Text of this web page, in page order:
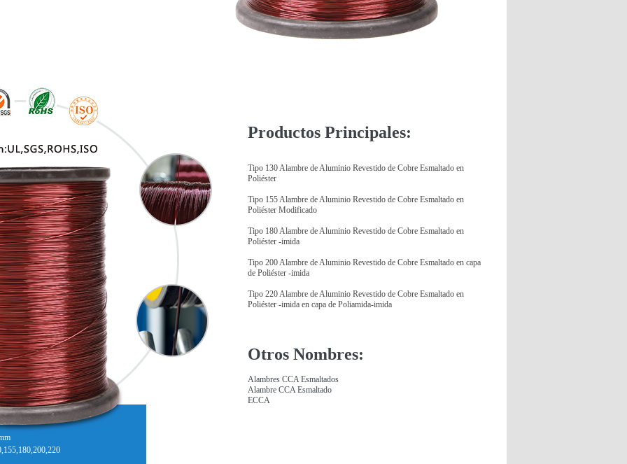
Productos Principales:
Tipo 130 Alambre de Aluminio Revestido de Cobre Esmaltado en
Poliéster
Tipo 155 Alambre de Aluminio Revestido de Cobre Esmaltado en
Poliéster Modificado
Tipo 180 Alambre de Aluminio Revestido de Cobre Esmaltado en
Poliéster -imida
Tipo 200 Alambre de Aluminio Revestido de Cobre Esmaltado en capa
de Poliéster -imida
Tipo 220 Alambre de Aluminio Revestido de Cobre Esmaltado en
Poliéster -imida en capa de Poliamida-imida
Otros Nombres:
Alambres CCA Esmaltados
Alambre CCA Esmaltado
ECCA